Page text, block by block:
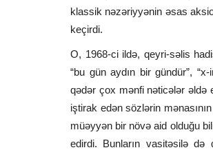
klassik nəzəriyyənin əsas
keçirdi.
O, 1968-ci ildə, qeyri-səlis
“bu gün aydın bir gündür”,
qədər çox mənfi nəticələr əldə
iştirak edən sözlərin
müəyyən bir növə aid olduğu
edirdi. Bunların vasitəsilə də